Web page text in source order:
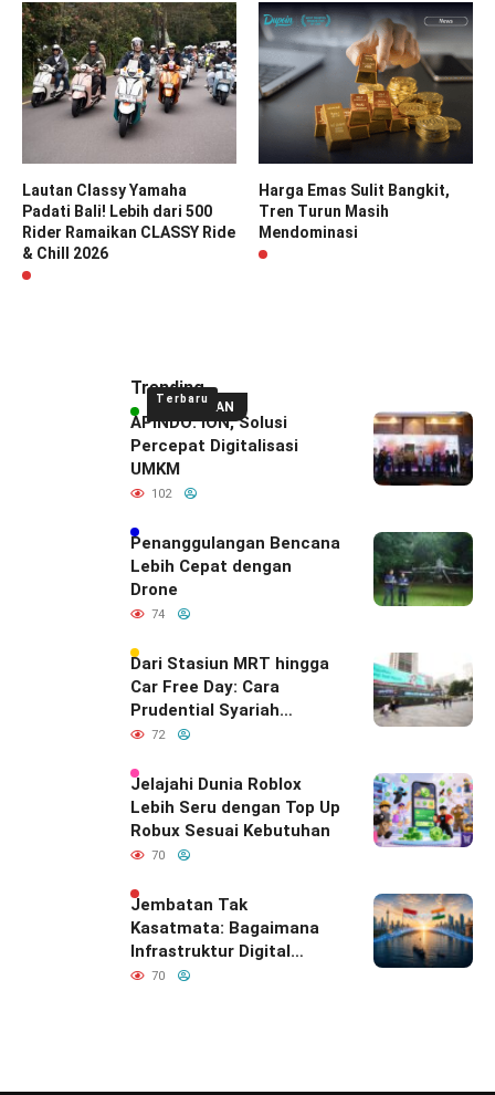
Lautan Classy Yamaha
Padati Bali! Lebih dari 500
Rider Ramaikan CLASSY Ride
& Chill 2026
Harga Emas Sulit Bangkit,
Tren Turun Masih
Mendominasi
UNGGULAN
Terbaru
Trending
APINDO: ION, Solusi
Percepat Digitalisasi
UMKM
102
Penanggulangan Bencana
Lebih Cepat dengan
Drone
74
Dari Stasiun MRT hingga
Car Free Day: Cara
Prudential Syariah
Merayakan yang Nomor
Indonesia
72
Jelajahi Dunia Roblox
Lebih Seru dengan Top Up
Robux Sesuai Kebutuhan
70
Jembatan Tak
Kasatmata: Bagaimana
Infrastruktur Digital
Diam-Diam
70